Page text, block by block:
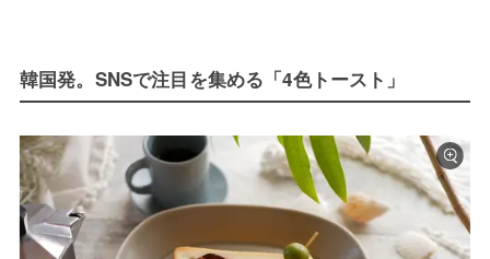
韓国発。SNSで注目を集める「4色トースト」